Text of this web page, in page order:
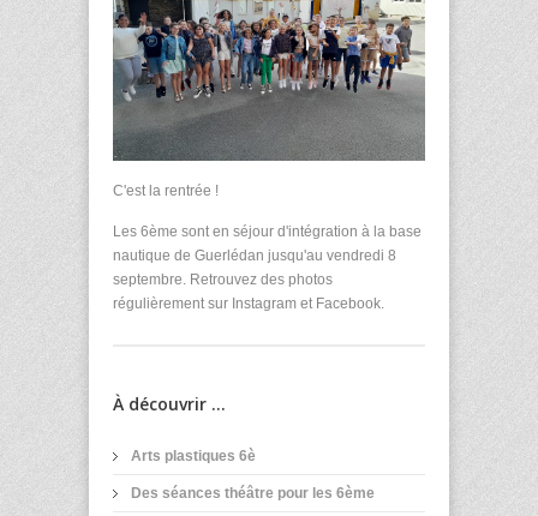
C'est la rentrée !
Les 6ème sont en séjour d'intégration à la base
nautique de Guerlédan jusqu'au vendredi 8
septembre. Retrouvez des photos
régulièrement sur Instagram et Facebook.
À découvrir ...
Arts plastiques 6è
Des séances théâtre pour les 6ème